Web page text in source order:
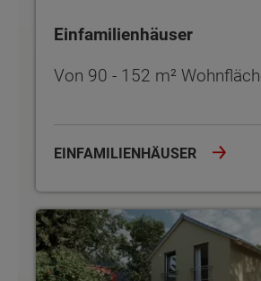
Einfamilienhäuser
Von 90 - 152 m²
EINFAMILIENHÄUSER
Stadthäuser